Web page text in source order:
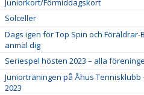
Juniorkort/Förmiddagskort
Solceller
Dags igen för Top Spin och
anmäl dig
Seriespel hösten 2023 – alla
Juniorträningen på Åhus Tennisklubb
2023